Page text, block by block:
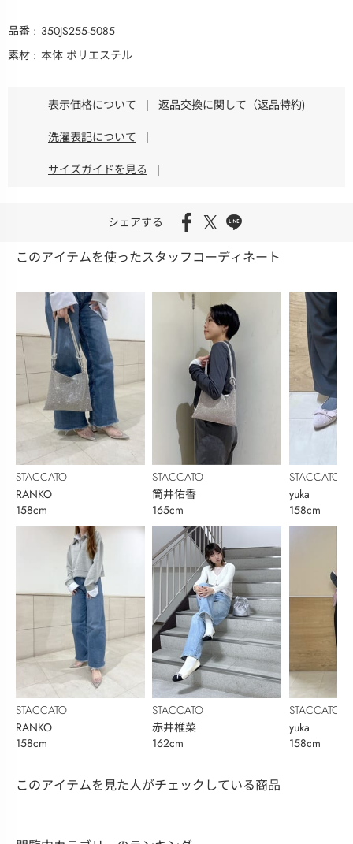
品番
350JS255-5085
素材
本体 ポリエステル
表示価格について | 返品交換に関して（返品特約)
洗濯表記について |
サイズガイドを見る |
シェアする
このアイテムを使ったスタッフコーディネート
STACCATO
RANKO
158cm
STACCATO
RANKO
158cm
STACCATO
筒井佑香
165cm
STACCATO
赤井椎菜
162cm
STACCATO
yuka
158cm
STACCATO
yuka
158cm
このアイテムを見た人がチェックしている商品